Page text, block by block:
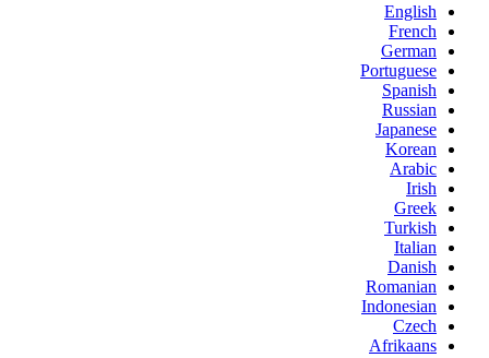
English
French
German
Portuguese
Spanish
Russian
Japanese
Korean
Arabic
Irish
Greek
Turkish
Italian
Danish
Romanian
Indonesian
Czech
Afrikaans